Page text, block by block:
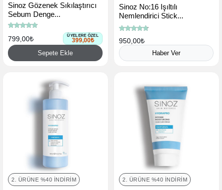
Sinoz Gözenek Sıkılaştırıcı
Sebum Denge...
799,00₺ ÜYELERE ÖZEL
399,00₺
Sepete Ekle
Sinoz No:16 Işıltılı
Nemlendirici Stick...
950,00₺
Haber Ver
2. ÜRÜNE %40 İNDIRIM 2. ÜRÜNE %40 İNDIRIM